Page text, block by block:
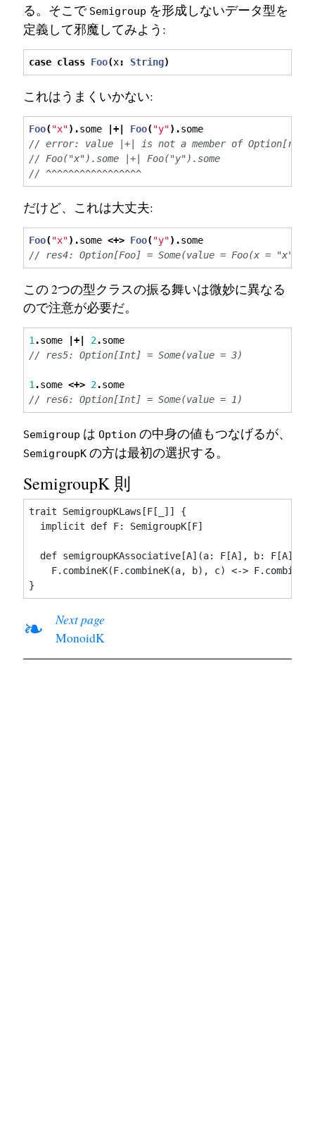
る。そこで Semigroup を形成しないデータ型を
定義して邪魔してみよう:
case class Foo(x: String)
これはうまくいかない:
Foo("x").some |+| Foo("y").some
// error: value |+| is not a member of
// Foo("x").some |+| Foo("y").some
// ^^^^^^^^^^^^^^^^^
だけど、これは大丈夫:
Foo("x").some <+> Foo("y").some
// res4: Option[Foo] = Some(value = Foo(x = "x"))
この 2つの型クラスの振る舞いは微妙に異なる
ので注意が必要だ。
1 .some |+| 2.some
// res5: Option[Int] = Some(value = 3)
1 .some <+> 2.some
// res6: Option[Int] = Some(value = 1)
Semigroup は Option の中身の値もつなげるが、
SemigroupKの方は最初の選択する。
SemigroupK 則
trait SemigroupKLaws[F[_]] {
  implicit def F: SemigroupK[F]
def semigroupKAssociative[A](a: F[A], b: F[A],
F.combineK(F.combineK(a, b), c) <->
❧
Next page
MonoidK